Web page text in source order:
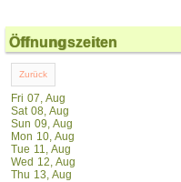
Öffnungszeiten
Fri 07, Aug
Sat 08, Aug
Sun 09, Aug
Mon 10, Aug
Tue 11, Aug
Wed 12, Aug
Thu 13, Aug